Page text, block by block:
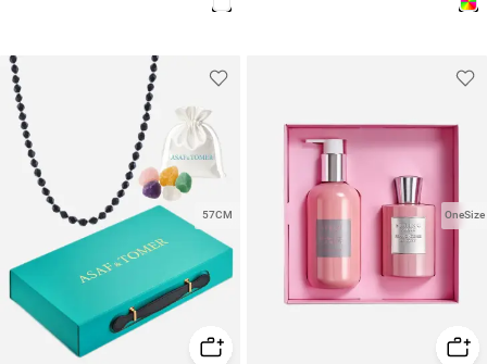
OneSize
57CM